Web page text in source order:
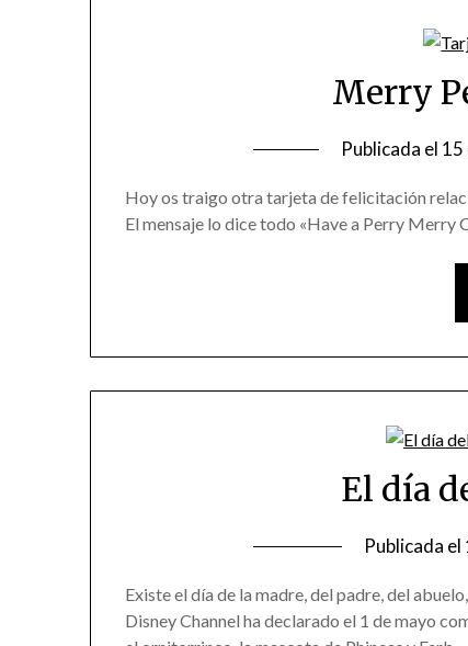
Merry
Publicada el 15
Hoy os traigo otra tarjeta de felicitación
El mensaje lo dice todo «Have a Perry Merry
El día
Publicada el
Existe el día de la madre, del padre, del
Disney Channel ha declarado el 1 de mayo